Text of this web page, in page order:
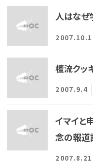
人はなぜ
2007.10.1
檀流クッ
2007.9.4
イマイと
念の報
2007.8.21